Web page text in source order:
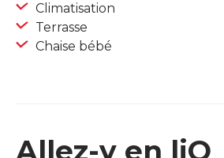
Climatisation
Terrasse
Chaise bébé